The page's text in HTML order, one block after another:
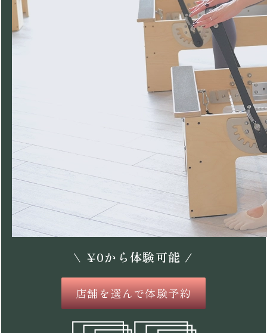
\ ¥0から体験可能 /
店舗を選んで体験予約